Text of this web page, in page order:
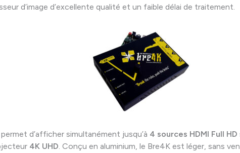
d’image d’excellente qualité et un faible délai de traitement.
d’afficher simultanément jusqu’à 4 sources HDMI Full HD
4K UHD. Conçu en aluminium, le Bre4K est léger, sans